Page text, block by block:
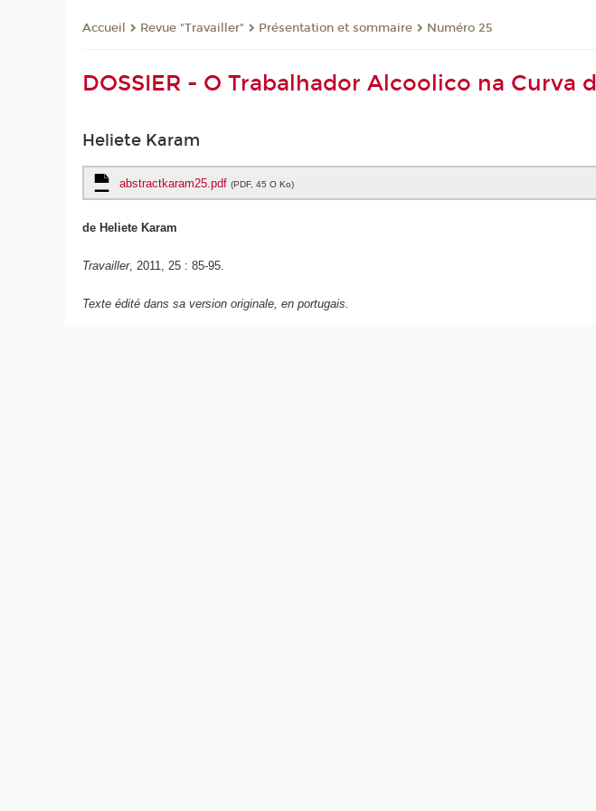
Accueil Revue "Travailler" Présentation et sommaire Numéro 25
DOSSIER - O Trabalhador Alcoolico na
Heliete Karam
abstractkaram25.pdf(PDF, 45 O Ko)
de Heliete Karam
Travailler, 2011, 25 : 85-95.
Texte édité dans sa version originale, en portugais.